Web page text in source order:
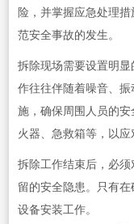
险，并掌握应急处理
范安全事故的发生。
拆除现场需要设置明
作往往伴随着噪音、
施，确保周围人员的
火器、急救箱等，以应
拆除工作结束后，必
留的安全隐患。只有
设备安装工作。